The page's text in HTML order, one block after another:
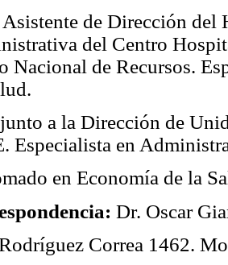
de Dirección
del Centro
Nacional de Recursos.
a la Dirección de
Especialista en
en Economía de la
Dr. Oscar
Correa 1462.